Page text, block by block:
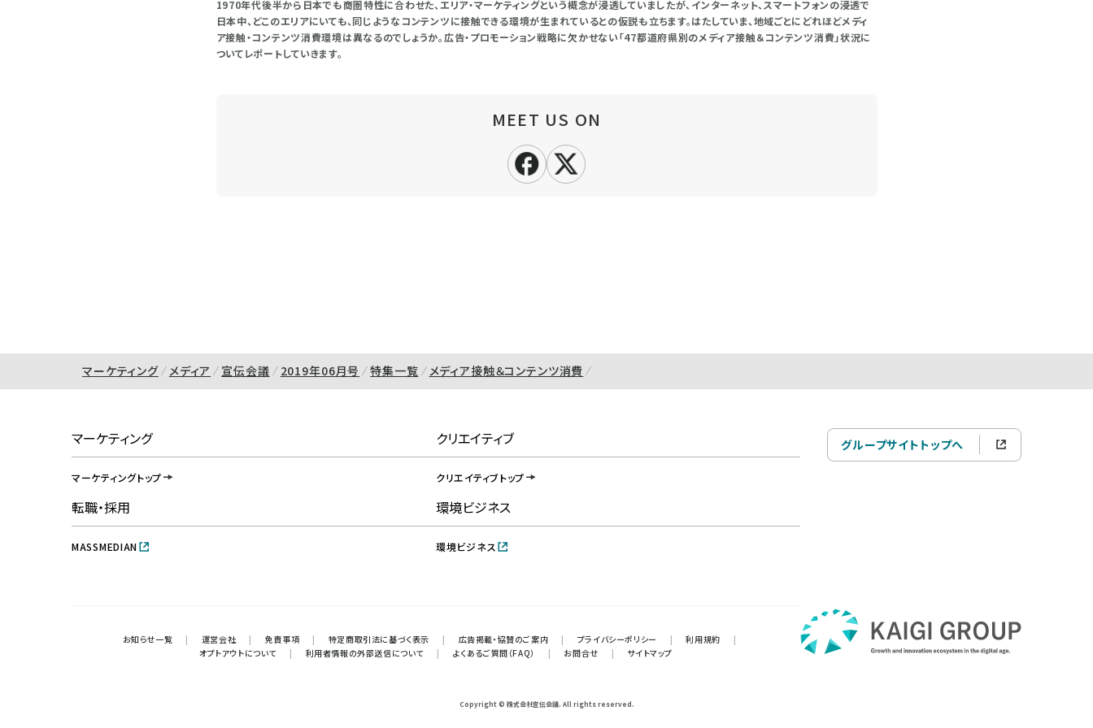
1970年代後半から日本でも商圏特性に合わせた、エリア・マーケティングという概念が浸透していましたが、インターネット、スマートフォンの浸透で
日本中、どこのエリアにいても、同じようなコンテンツに接触できる環境が生まれているとの仮説も立ちます。はたしていま、地域ごとにどれほどメディ
ア接触・コンテンツ消費環境は異なるのでしょうか。広告・プロモーション戦略に欠かせない「47都道府県別のメディア接触＆コンテンツ消費」状況に
ついてレポートしていきます。
MEET US ON
マーケティング メディア 宣伝会議 2019年06月号 特集一覧 メディア接触＆コンテンツ消費
マーケティング
マーケティングトップ
クリエイティブ
クリエイティブトップ
転職・採用
MASSMEDIAN
環境ビジネス
環境ビジネス
お知らせ一覧 | 運営会社 | 免責事項 | 特定商取引法に基づく表示 | 広告掲載・協賛のご案内 | プライバシーポリシー | 利用規約
|
オプトアウトについて
| 利用者情報の外部送信について | よくあるご質問（FAQ） | お問合せ | サイトマップ
グループサイトトップへ
Copyright © 株式会社宣伝会議. All rights reserved.